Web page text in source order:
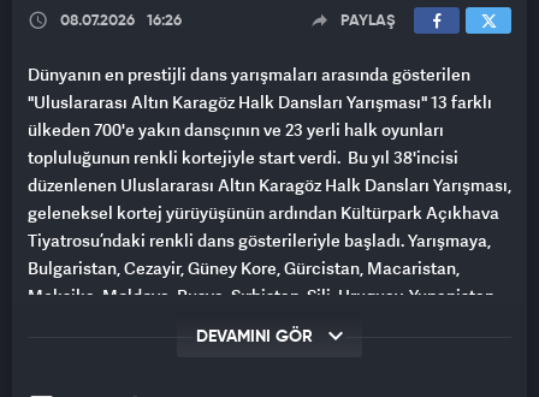
08.07.2026 16:26 PAYLAŞ
Dünyanın en prestijli dans yarışmaları arasında gösterilen
"Uluslararası Altın Karagöz Halk Dansları Yarışması" 13 farklı
ülkeden 700'e yakın dansçının ve 23 yerli halk oyunları
topluluğunun renkli kortejiyle start verdi. Bu yıl 38'incisi
düzenlenen Uluslararası Altın Karagöz Halk Dansları Yarışması,
geleneksel kortej yürüyüşünün ardından Kültürpark Açıkhava
Tiyatrosu’ndaki renkli dans gösterileriyle başladı. Yarışmaya,
Bulgaristan, Cezayir, Güney Kore, Gürcistan, Macaristan,
Meksika, Moldova, Rusya, Sırbistan, Şili, Uruguay, Yunanistan
ve İran’dan 700’e yakın dansçı katılıyor. Ayrıca 23 yerli halk
DEVAMINI GÖR